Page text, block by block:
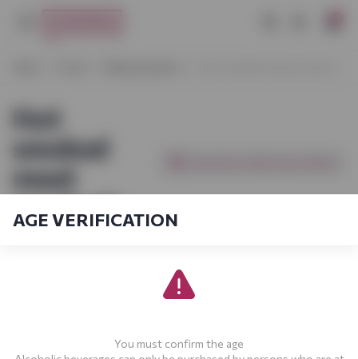
Hot
smoked
meat
products
AGE VERIFICATION
You must confirm the age